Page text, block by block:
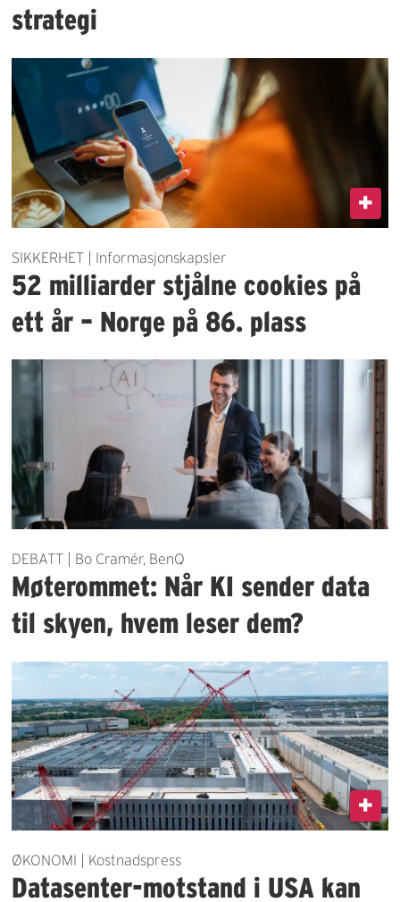
strategi
SIKKERHET | Informasjonskapsler
52 milliarder stjålne cookies på
ett år – Norge på 86. plass
DEBATT | Bo Cramér, BenQ
Møterommet: Når KI sender data
til skyen, hvem leser dem?
ØKONOMI | Kostnadspress
Datasenter-motstand i USA kan